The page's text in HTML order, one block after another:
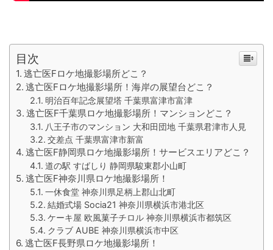
目次
逃亡医Fロケ地撮影場所どこ？
逃亡医Fロケ地撮影場所！海岸の展望台どこ？
明治百年記念展望塔 千葉県富津市富津
逃亡医F千葉県ロケ地撮影場所！マンションどこ？
八王子市のマンション 大和田団地 千葉県君津市人見
交差点 千葉県富津市新富
逃亡医F静岡県ロケ地撮影場所！サービスエリアどこ？
道の駅 すばしり 静岡県駿東郡小山町
逃亡医F神奈川県ロケ地撮影場所！
一休食堂 神奈川県足柄上郡山北町
結婚式場 Socia21 神奈川県横浜市港北区
ケーキ屋 欧風菓子チロル 神奈川県横浜市都筑区
クラブ AUBE 神奈川県横浜市中区
逃亡医F長野県ロケ地撮影場所！